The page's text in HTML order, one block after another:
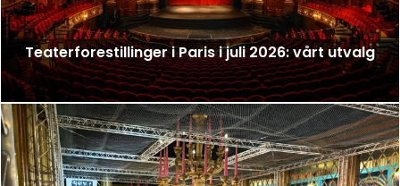
Teaterforestillinger i Paris i juli 2026: vårt utvalg